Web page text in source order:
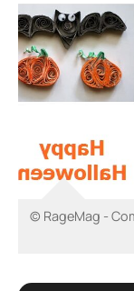
© RageMag -